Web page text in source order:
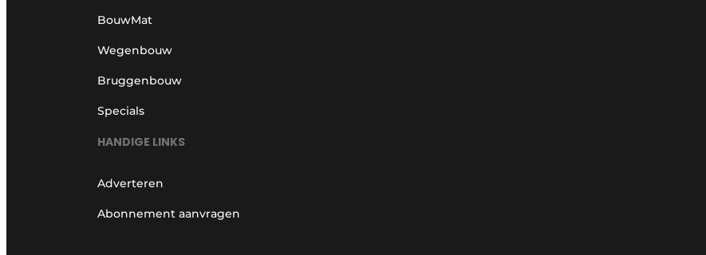
BouwMat
Wegenbouw
Bruggenbouw
Specials
HANDIGE LINKS
Adverteren
Abonnement aanvragen